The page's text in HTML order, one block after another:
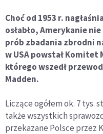
Choć od 1953 r.
osłabło, Amerykanie
prób zbadania zbrodni
w USA powstał Komitet
którego wszedł
Madden.
Liczące ogółem ok. 7 tys.
także wszystkich
przekazane Polsce przez